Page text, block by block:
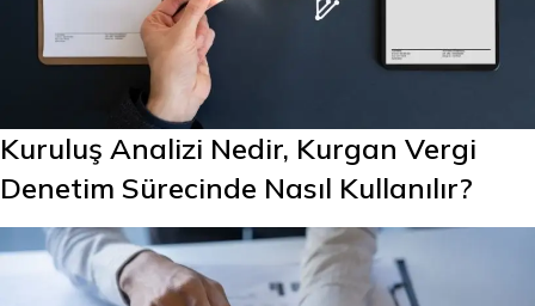
Kuruluş Analizi Nedir, Kurgan Vergi
Denetim Sürecinde Nasıl Kullanılır?